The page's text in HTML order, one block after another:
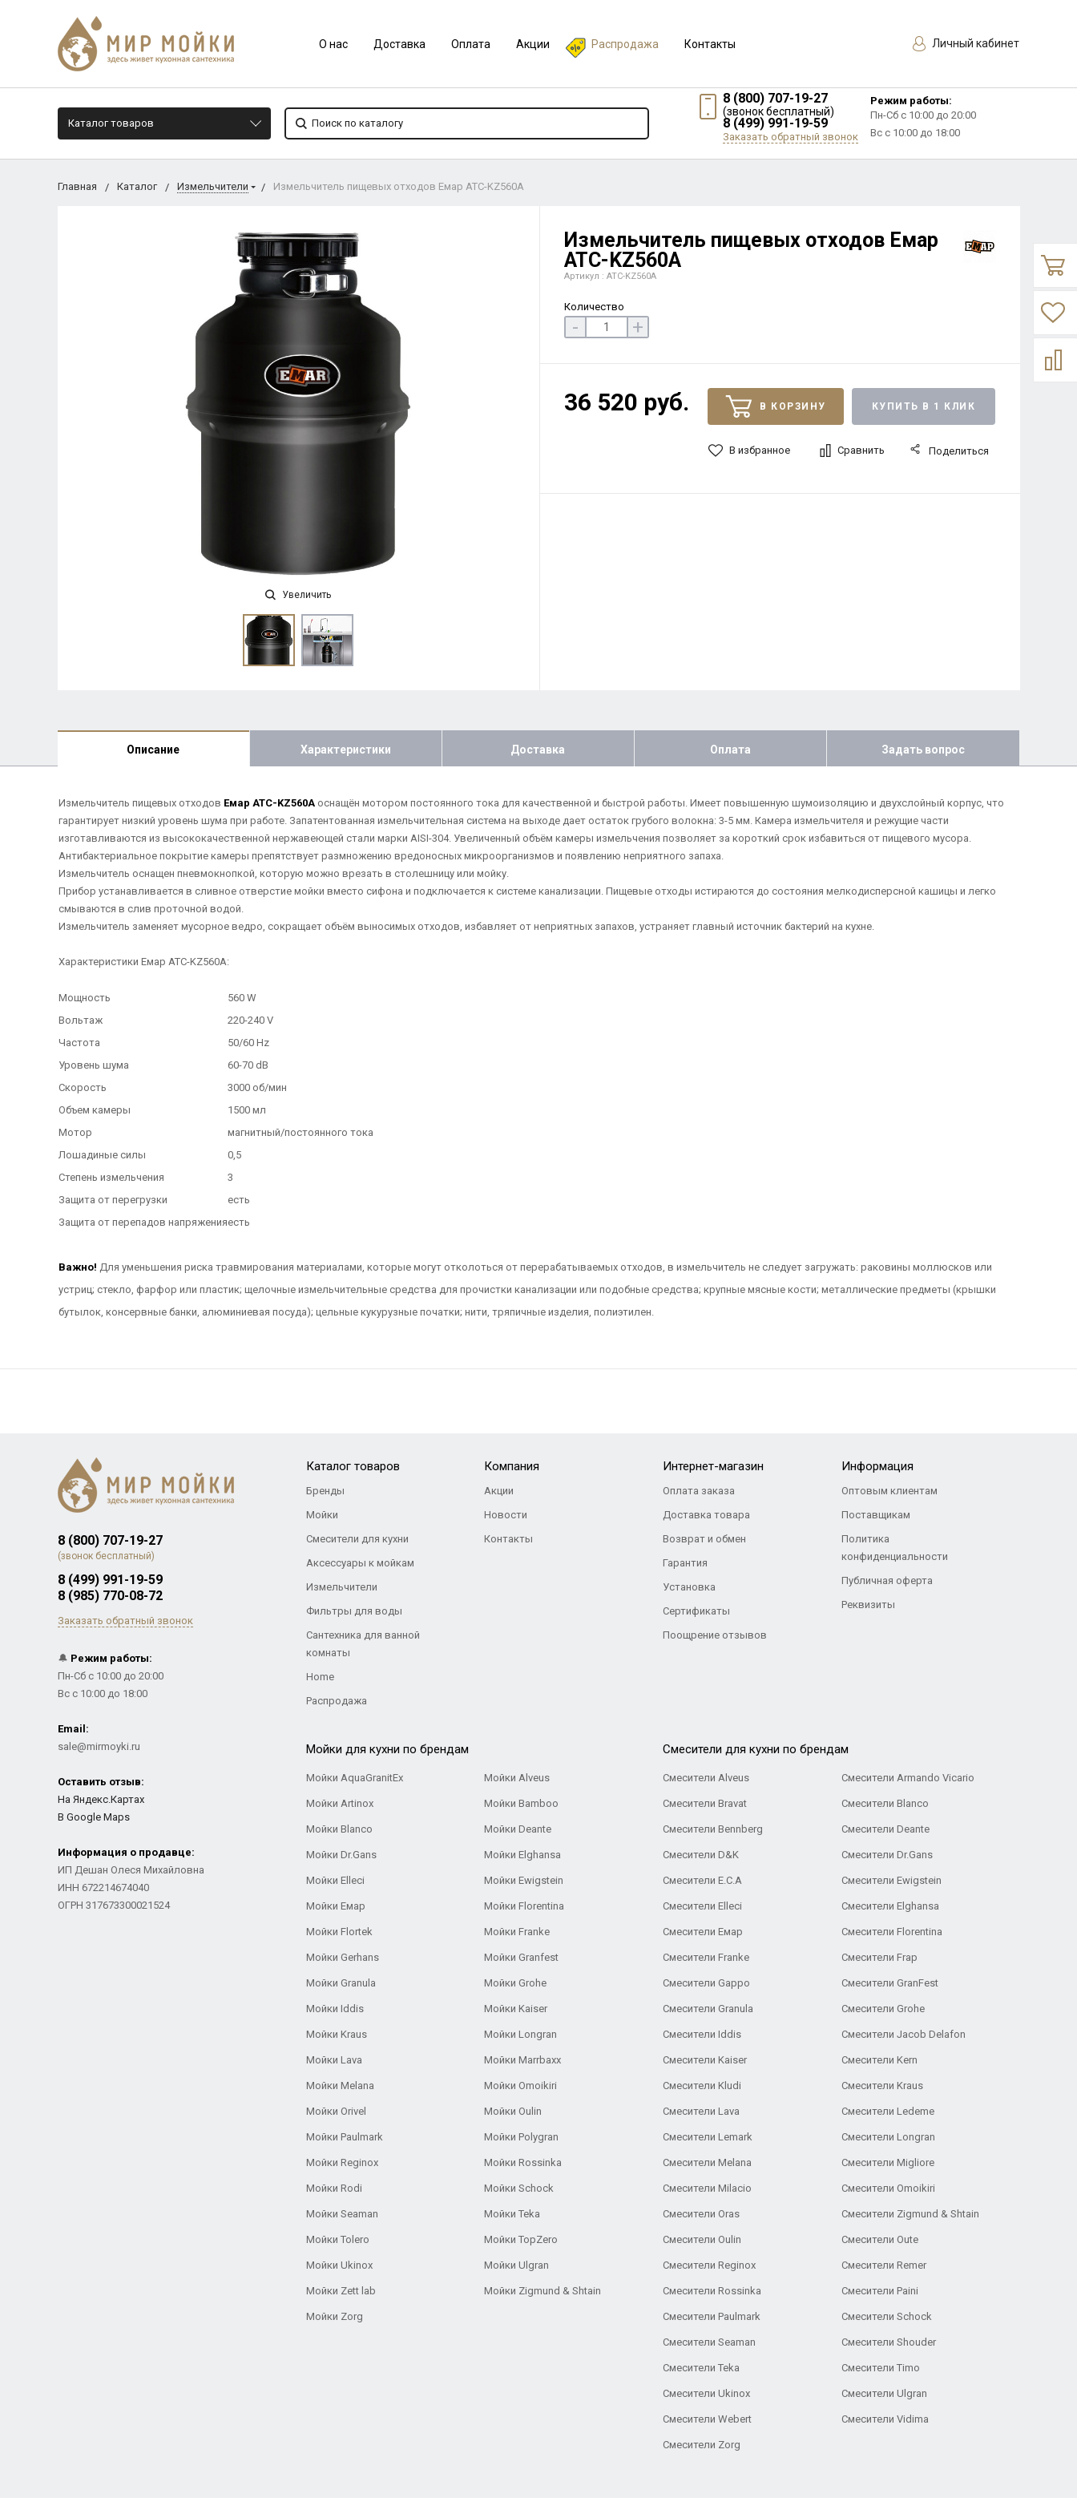
О нас Доставка Оплата Акции Распродажа Контакты Личный кабинет
Каталог товаров
8 (800) 707-19-27
(звонок бесплатный)
8 (499) 991-19-59
Заказать обратный звонок
Режим работы:
Пн-Сб с 10:00 до 20:00
Вс с 10:00 до 18:00
Главная Каталог Измельчители Измельчитель пищевых отходов Емар ATC-KZ560A
Увеличить
Измельчитель пищевых отходов Емар
ATC-KZ560A
Артикул : ATC-KZ560A
Количество
- +
36 520 руб. В КОРЗИНУ КУПИТЬ В 1 КЛИК
В избранное Сравнить Поделиться
Описание Характеристики Доставка Оплата Задать вопрос
Измельчитель пищевых отходов Емар ATC-KZ560Aоснащён мотором постоянного тока для качественной и быстрой работы. Имеет повышенную шумоизоляцию и двухслойный корпус, что
гарантирует низкий уровень шума при работе. Запатентованная измельчительная система на выходе дает остаток грубого волокна: 3-5 мм. Камера измельчителя и режущие части
изготавливаются из высококачественной нержавеющей стали марки AISI-304. Увеличенный объём камеры измельчения позволяет за короткий срок избавиться от пищевого мусора.
Антибактериальное покрытие камеры препятствует размножению вредоносных микроорганизмов и появлению неприятного запаха.
Измельчитель оснащен пневмокнопкой, которую можно врезать в столешницу или мойку.
Прибор устанавливается в сливное отверстие мойки вместо сифона и подключается к системе канализации. Пищевые отходы истираются до состояния мелкодисперсной кашицы и легко
смываются в слив проточной водой.
Измельчитель заменяет мусорное ведро, сокращает объём выносимых отходов, избавляет от неприятных запахов, устраняет главный источник бактерий на кухне.
Характеристики Емар ATC-KZ560A:
Мощность
560 W
Вольтаж
220-240 V
Частота
50/60 Hz
Уровень шума
60-70 dB
Скорость
3000 об/мин
Объем камеры
1500 мл
Мотор
магнитный/постоянного тока
Лошадиные силы
0,5
Степень измельчения
3
Защита от перегрузки
есть
Защита от перепадов напряженияесть
Важно! Для уменьшения риска травмирования материалами, которые могут отколоться от перерабатываемых отходов, в измельчитель не следует загружать: раковины моллюсков или
устриц; стекло, фарфор или пластик; щелочные измельчительные средства для прочистки канализации или подобные средства; крупные мясные кости; металлические предметы (крышки
бутылок, консервные банки, алюминиевая посуда); цельные кукурузные початки; нити, тряпичные изделия, полиэтилен.
8 (800) 707-19-27
(звонок бесплатный)
8 (499) 991-19-59
8 (985) 770-08-72
Заказать обратный звонок
🔔 Режим работы:
Пн-Сб с 10:00 до 20:00
Вс с 10:00 до 18:00
Email:
sale@mirmoyki.ru
Оставить отзыв:
На Яндекс.Картах
В Google Maps
Информация о продавце:
ИП Дешан Олеся Михайловна
ИНН 672214674040
ОГРН 317673300021524
Каталог товаров
Бренды
Мойки
Смесители для кухни
Аксессуары к мойкам
Измельчители
Фильтры для воды
Сантехника для ванной
комнаты
Home
Распродажа
Компания
Акции
Новости
Контакты
Интернет-магазин
Оплата заказа
Доставка товара
Возврат и обмен
Гарантия
Установка
Сертификаты
Поощрение отзывов
Информация
Оптовым клиентам
Поставщикам
Политика
конфиденциальности
Публичная оферта
Реквизиты
Мойки для кухни по брендам
Мойки AquaGranitEx Мойки Alveus
Мойки Artinox Мойки Bamboo
Мойки Blanco Мойки Deante
Мойки Dr.Gans Мойки Elghansa
Мойки Elleci Мойки Ewigstein
Мойки Емар Мойки Florentina
Мойки Flortek Мойки Franke
Мойки Gerhans Мойки Granfest
Мойки Granula Мойки Grohe
Мойки Iddis Мойки Kaiser
Мойки Kraus Мойки Longran
Мойки Lava Мойки Marrbaxx
Мойки Melana Мойки Omoikiri
Мойки Orivel Мойки Oulin
Мойки Paulmark Мойки Polygran
Мойки Reginox Мойки Rossinka
Мойки Rodi Мойки Schock
Мойки Seaman Мойки Teka
Мойки Tolero Мойки TopZero
Мойки Ukinox Мойки Ulgran
Мойки Zett lab Мойки Zigmund & Shtain
Мойки Zorg
Cмесители для кухни по брендам
Смесители Alveus Смесители Armando Vicario
Смесители Bravat Смесители Blanco
Смесители Bennberg Смесители Deante
Смесители D&K Смесители Dr.Gans
Смесители E.C.A Cмесители Ewigstein
Смесители Elleci Смесители Elghansa
Смесители Емар Смесители Florentina
Смесители Franke Смесители Frap
Смесители Gappo Смесители GranFest
Смесители Granula Смесители Grohe
Смесители Iddis Смесители Jacob Delafon
Смесители Kaiser Смесители Kern
Смесители Kludi Смесители Kraus
Смесители Lava Смесители Ledeme
Смесители Lemark Смесители Longran
Смесители Melana Смесители Migliore
Смесители Milacio Смесители Omoikiri
Смесители Oras Смесители Zigmund & Shtain
Смесители Oulin Смесители Oute
Смесители Reginox Смесители Remer
Смесители Rossinka Смесители Paini
Смесители Paulmark Смесители Schock
Смесители Seaman Смесители Shouder
Смесители Teka Смесители Timo
Смесители Ukinox Смесители Ulgran
Смесители Webert Смесители Vidima
Смесители Zorg